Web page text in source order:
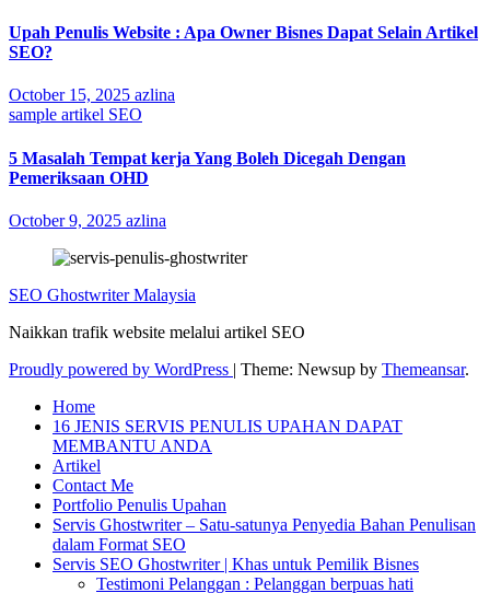
Upah Penulis Website : Apa Owner Bisnes Dapat Selain Artikel
SEO?
October 15, 2025 azlina
sample artikel SEO
5 Masalah Tempat kerja Yang Boleh Dicegah Dengan
Pemeriksaan OHD
October 9, 2025 azlina
SEO Ghostwriter Malaysia
Naikkan trafik website melalui artikel SEO
Proudly powered by WordPress | Theme: Newsup by Themeansar.
Home
16 JENIS SERVIS PENULIS UPAHAN DAPAT
MEMBANTU ANDA
Artikel
Contact Me
Portfolio Penulis Upahan
Servis Ghostwriter – Satu-satunya Penyedia Bahan Penulisan
dalam Format SEO
Servis SEO Ghostwriter | Khas untuk Pemilik Bisnes
Testimoni Pelanggan : Pelanggan berpuas hati